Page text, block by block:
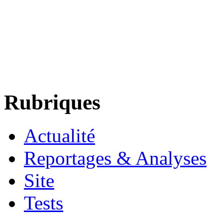
Rubriques
Actualité
Reportages & Analyses
Site
Tests